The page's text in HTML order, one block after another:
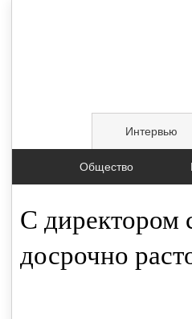
Интервью
Общество
С директором
досрочно